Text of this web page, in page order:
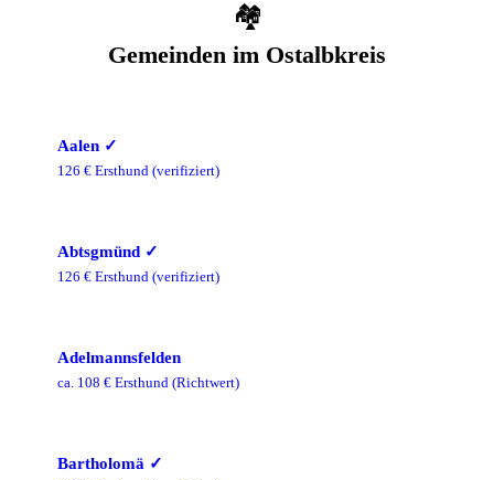
🏘️
Gemeinden im Ostalbkreis
Aalen ✓
126 € Ersthund (verifiziert)
Abtsgmünd ✓
126 € Ersthund (verifiziert)
Adelmannsfelden
ca. 108 € Ersthund (Richtwert)
Bartholomä ✓